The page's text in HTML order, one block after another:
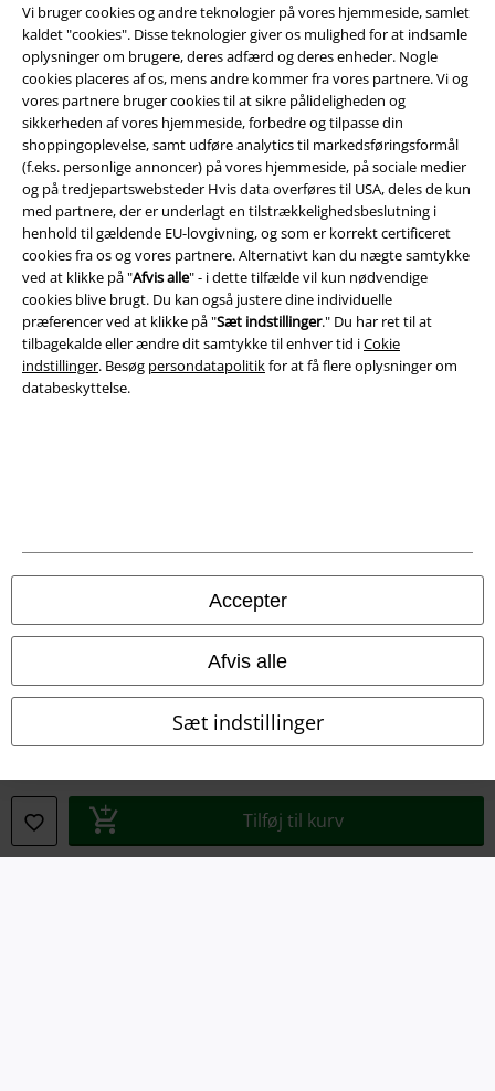
Vi bruger cookies og andre teknologier på vores hjemmeside, samlet
kaldet "cookies". Disse teknologier giver os mulighed for at indsamle
oplysninger om brugere, deres adfærd og deres enheder. Nogle
cookies placeres af os, mens andre kommer fra vores partnere. Vi og
vores partnere bruger cookies til at sikre pålideligheden og
sikkerheden af ​​vores hjemmeside, forbedre og tilpasse din
shoppingoplevelse, samt udføre analytics til markedsføringsformål
(f.eks. personlige annoncer) på vores hjemmeside, på sociale medier
og på tredjepartswebsteder Hvis data overføres til USA, deles de kun
med partnere, der er underlagt en tilstrækkelighedsbeslutning i
henhold til gældende EU-lovgivning, og som er korrekt certificeret
cookies fra os og vores partnere. Alternativt kan du nægte samtykke
ved at klikke på "Afvis alle" - i dette tilfælde vil kun nødvendige
cookies blive brugt. Du kan også justere dine individuelle
præferencer ved at klikke på "Sæt indstillinger." Du har ret til at
tilbagekalde eller ændre dit samtykke til enhver tid iCokie
indstillinger. Besøg persondatapolitikfor at få flere oplysninger om
databeskyttelse.
Accepter
Afvis alle
Sæt indstillinger
Tilføj til kurv
A Warner Music Group Company
Persondatapolitik
Bortskaffelse af affald og miljøbeskyttelse
Overensstemmelseserklæring
Oplysninger om tilgængelighed
Cokie indstillinger
Bekræft annullering
Alle priser er inkl. moms. Oplyst leveringstid er et estimat og ikke